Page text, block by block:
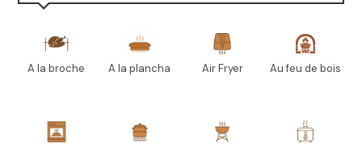
A la broche A la plancha Air Fryer Au feu de bois